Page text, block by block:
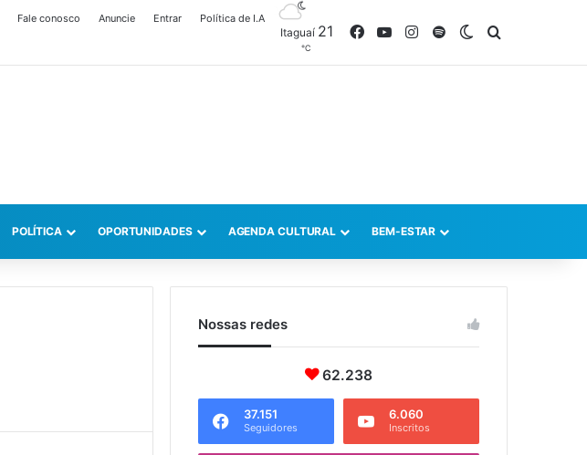
Fale conosco Anuncie Entrar Política de I.A
Itaguaí 21
℃
FacebookYouTubeInstagram
SpotifySwitch skin
POLÍTICA OPORTUNIDADES AGENDA CULTURAL BEM-ESTAR
Nossas redes
62.238
37.151
Seguidores
6.060
Inscritos